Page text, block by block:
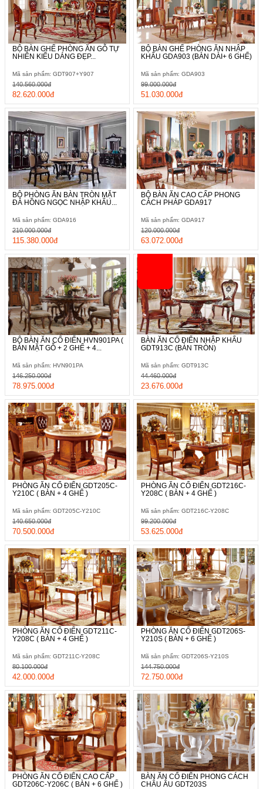
BỘ BÀN GHẾ PHÒNG ĂN GỖ TỰ
NHIÊN KIỂU DÁNG ĐẸP...
Mã sản phẩm: GDT907+Y907
82.620.000đ
140.560.000đ
BỘ BÀN GHẾ PHÒNG ĂN NHẬP
KHẨU GDA903 (BÀN DÀI+ 6 GHẾ)
Mã sản phẩm: GDA903
51.030.000đ
99.000.000đ
BỘ PHÒNG ĂN BÀN TRÒN MẶT
ĐÁ HỒNG NGỌC NHẬP KHẨU...
Mã sản phẩm: GDA916
115.380.000đ
210.000.000đ
BỘ BÀN ĂN CAO CẤP PHONG
CÁCH PHÁP GDA917
Mã sản phẩm: GDA917
63.072.000đ
120.000.000đ
BỘ BÀN ĂN CỔ ĐIỂN HVN901PA (
BÀN MẶT GỖ + 2 GHẾ + 4...
Mã sản phẩm: HVN901PA
78.975.000đ
146.250.000đ
BÀN ĂN CỔ ĐIỂN NHẬP KHẨU
GDT913C (BÀN TRÒN)
Mã sản phẩm: GDT913C
23.676.000đ
44.460.000đ
PHÒNG ĂN CỔ ĐIỂN GDT205C-
Y210C ( BÀN + 4 GHẾ )
Mã sản phẩm: GDT205C-Y210C
70.500.000đ
140.650.000đ
PHÒNG ĂN CỔ ĐIỂN GDT216C-
Y208C ( BÀN + 4 GHẾ )
Mã sản phẩm: GDT216C-Y208C
53.625.000đ
99.200.000đ
PHÒNG ĂN CỔ ĐIỂN GDT211C-
Y208C ( BÀN + 4 GHẾ )
Mã sản phẩm: GDT211C-Y208C
42.000.000đ
80.100.000đ
PHÒNG ĂN CỔ ĐIỂN GDT206S-
Y210S ( BÀN + 6 GHẾ )
Mã sản phẩm: GDT206S-Y210S
72.750.000đ
144.750.000đ
PHÒNG ĂN CỔ ĐIỂN CAO CẤP
GDT206C-Y206C ( BÀN + 6 GHẾ )
BÀN ĂN CỔ ĐIỂN PHONG CÁCH
CHÂU ÂU GDT203S